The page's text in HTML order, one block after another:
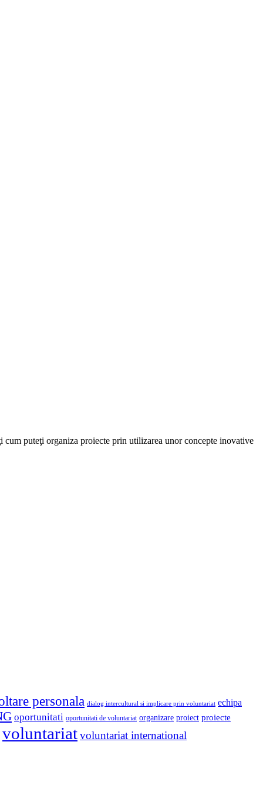
puteţi organiza proiecte prin utilizarea unor concepte inovative
personala dialog intercultural si implicare prin voluntariat echipa
oportunitati oportunitati de voluntariat organizare proiect proiecte
voluntariatvoluntariat international